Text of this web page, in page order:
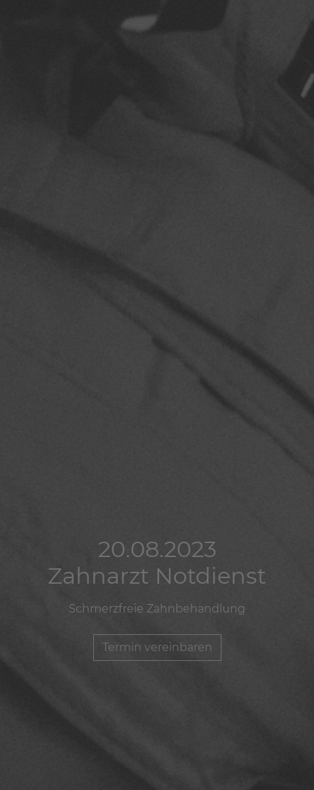
20.08.2023
Zahnarzt Notdienst
Schmerzfreie Zahnbehandlung
Termin vereinbaren
20.08.2023
Zahnarzt Notdienst
Schmerzfreie Zahnbehandlung
Termin vereinbaren
20.08.2023
Zahnarzt Notdienst
Schmerzfreie Zahnbehandlung
Termin vereinbaren